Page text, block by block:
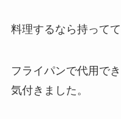
料理するなら持って
フライパンで代用で
気付きました。